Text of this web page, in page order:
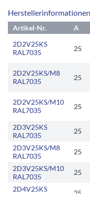
Herstellerinformationen
Artikel-Nr. A
2D2V25KS
RAL7035
25
2D2V25KS/M8
RAL7035
25
2D2V25KS/M10
RAL7035
25
2D3V25KS
RAL7035
25
2D3V25KS/M8
RAL7035
25
2D3V25KS/M10
RAL7035
25
2D4V25KS
25